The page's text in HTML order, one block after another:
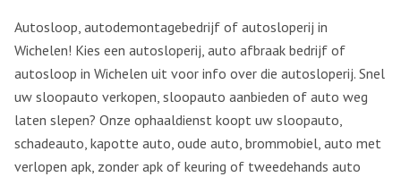
Autosloop, autodemontagebedrijf of autosloperij in
Wichelen! Kies een autosloperij, auto afbraak bedrijf of
autosloop in Wichelen uit voor info over die autosloperij. Snel
uw sloopauto verkopen, sloopauto aanbieden of auto weg
laten slepen? Onze ophaaldienst koopt uw sloopauto,
schadeauto, kapotte auto, oude auto, brommobiel, auto met
verlopen apk, zonder apk of keuring of tweedehands auto